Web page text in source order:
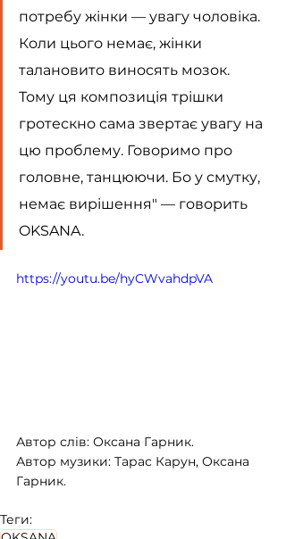
потребу жінки — увагу чоловіка.
Коли цього немає, жінки
талановито виносять мозок.
Тому ця композиція трішки
гротескно сама звертає увагу на
цю проблему. Говоримо про
головне, танцюючи. Бо у смутку,
немає вирішення" — говорить
OKSANA.
https://youtu.be/hyCWvahdpVA
Автор слів: Оксана Гарник.
Автор музики: Тарас Карун, Оксана
Гарник.
Теги: